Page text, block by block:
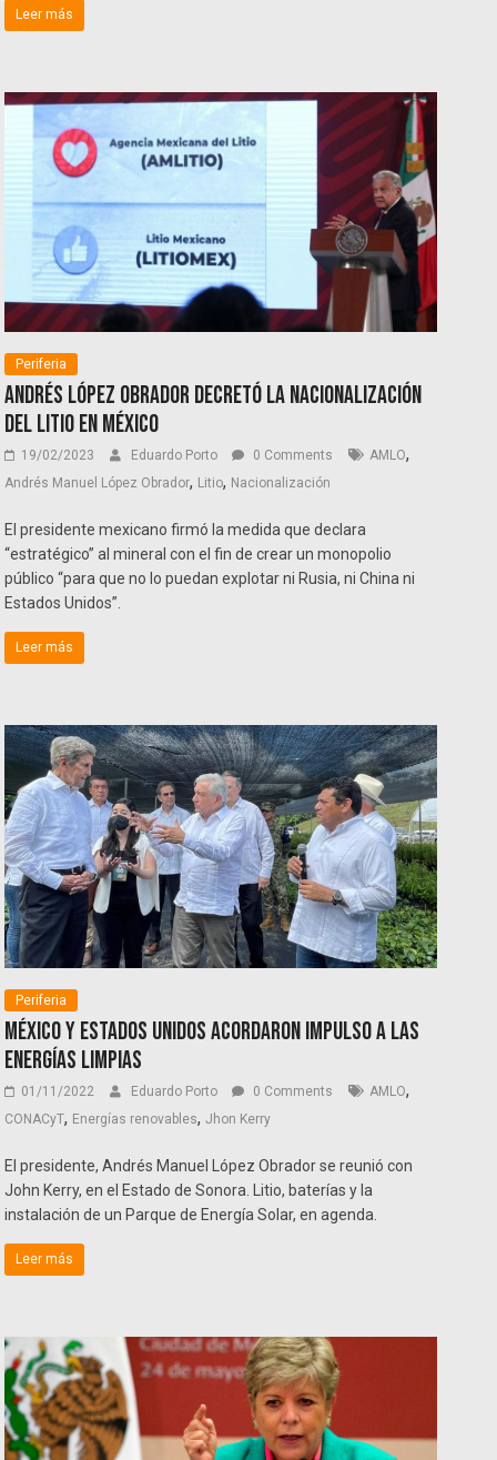
Leer más
Periferia
Andrés López Obrador decretó la nacionalización
del litio en México
19/02/2023 Eduardo Porto 0 Comments AMLO,
Andrés Manuel López Obrador, Litio, Nacionalización
El presidente mexicano firmó la medida que declara
“estratégico” al mineral con el fin de crear un monopolio
público “para que no lo puedan explotar ni Rusia, ni China ni
Estados Unidos”.
Leer más
Periferia
México y Estados Unidos acordaron impulso a las
energías limpias
01/11/2022 Eduardo Porto 0 Comments AMLO,
CONACyT, Energías renovables,Jhon Kerry
El presidente, Andrés Manuel López Obrador se reunió con
John Kerry, en el Estado de Sonora. Litio, baterías y la
instalación de un Parque de Energía Solar, en agenda.
Leer más